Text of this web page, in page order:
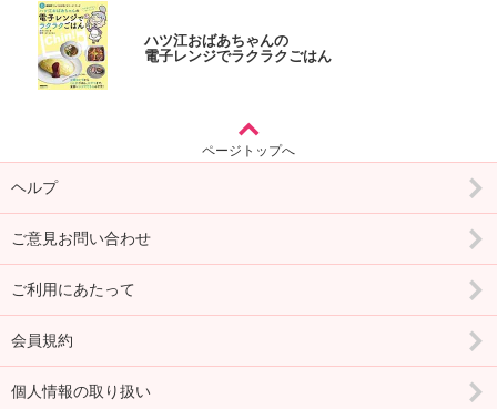
ハツ江おばあちゃんの
電子レンジでラクラクごはん
ページトップへ
ヘルプ
ご意見お問い合わせ
ご利用にあたって
会員規約
個人情報の取り扱い